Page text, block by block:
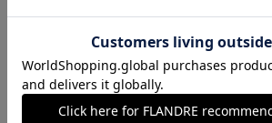
ます。いつもより丈感は長めでした。
#スペシャルプライス
#リラックス #休日 #女子会